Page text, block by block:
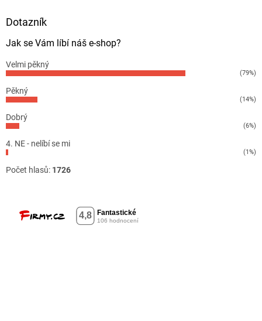
Dotazník
Jak se Vám líbí náš e-shop?
Velmi pěkný
(79%)
Pěkný
(14%)
Dobrý
(6%)
4. NE - nelíbí se mi
(1%)
Počet hlasů: 1726